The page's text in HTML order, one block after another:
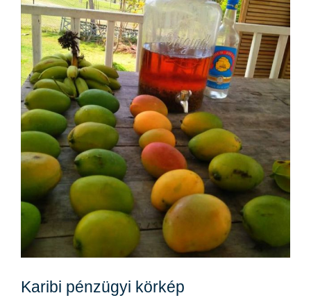
Karibi pénzügyi körkép